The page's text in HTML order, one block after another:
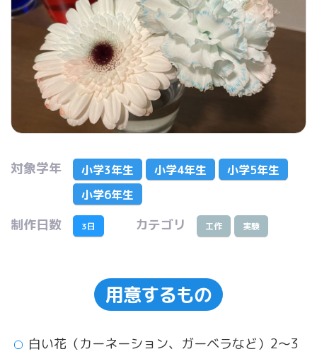
対象学年 小学3年生 小学4年生
小学5年生
小学6年生
制作日数 3日 カテゴリ 工作 実験
用意するもの
白い花（カーネーション、ガーベラなど）2〜3